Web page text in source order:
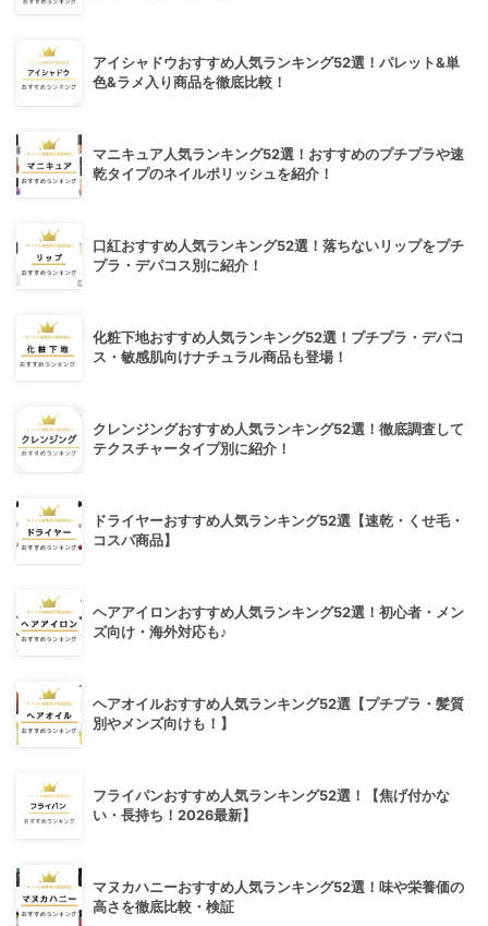
アイシャドウおすすめ人気ランキング52選！パレット&単
色&ラメ入り商品を徹底比較！
マニキュア人気ランキング52選！おすすめのプチプラや速
乾タイプのネイルポリッシュを紹介！
口紅おすすめ人気ランキング52選！落ちないリップをプチ
プラ・デパコス別に紹介！
化粧下地おすすめ人気ランキング52選！プチプラ・デパコ
ス・敏感肌向けナチュラル商品も登場！
クレンジングおすすめ人気ランキング52選！徹底調査して
テクスチャータイプ別に紹介！
ドライヤーおすすめ人気ランキング52選【速乾・くせ毛・
コスパ商品】
ヘアアイロンおすすめ人気ランキング52選！初心者・メン
ズ向け・海外対応も♪
ヘアオイルおすすめ人気ランキング52選【プチプラ・髪質
別やメンズ向けも！】
フライパンおすすめ人気ランキング52選！【焦げ付かな
い・長持ち！2026最新】
マヌカハニーおすすめ人気ランキング52選！味や栄養価の
高さを徹底比較・検証